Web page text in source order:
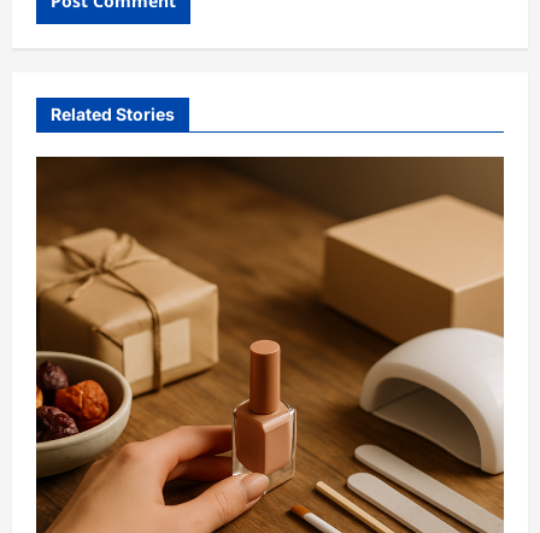
Related Stories